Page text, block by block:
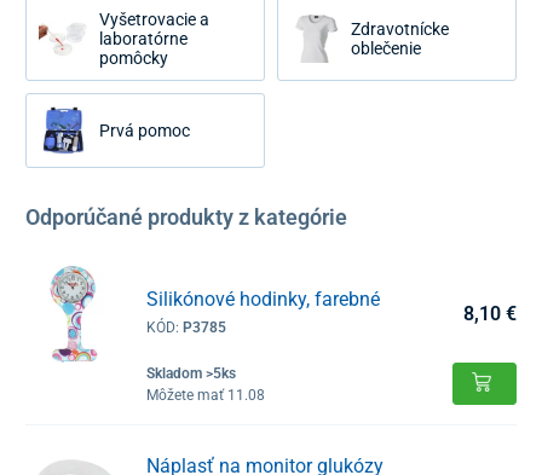
Vyšetrovacie a
laboratórne
pomôcky
Zdravotnícke
oblečenie
Prvá pomoc
Odporúčané produkty z kategórie
Silikónové hodinky, farebné
KÓD: P3785
Skladom >5ks
Môžete mať 11.08
8,10 €
Náplasť na monitor glukózy